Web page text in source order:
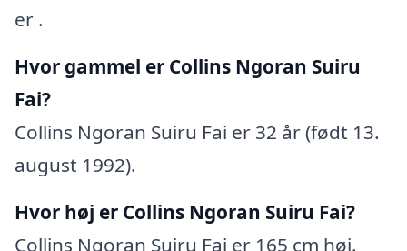
er .
Hvor gammel er Collins Ngoran Suiru
Fai?
Collins Ngoran Suiru Fai er 32 år (født 13.
august 1992).
Hvor høj er Collins Ngoran Suiru Fai?
Collins Ngoran Suiru Fai er 165 cm høj.